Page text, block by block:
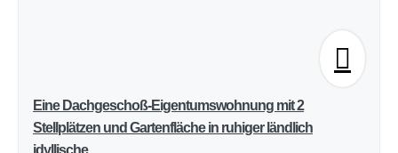
Eine Dachgeschoß-Eigentumswohnung mit 2
Stellplätzen und Gartenfläche in ruhiger ländlich
idyllische